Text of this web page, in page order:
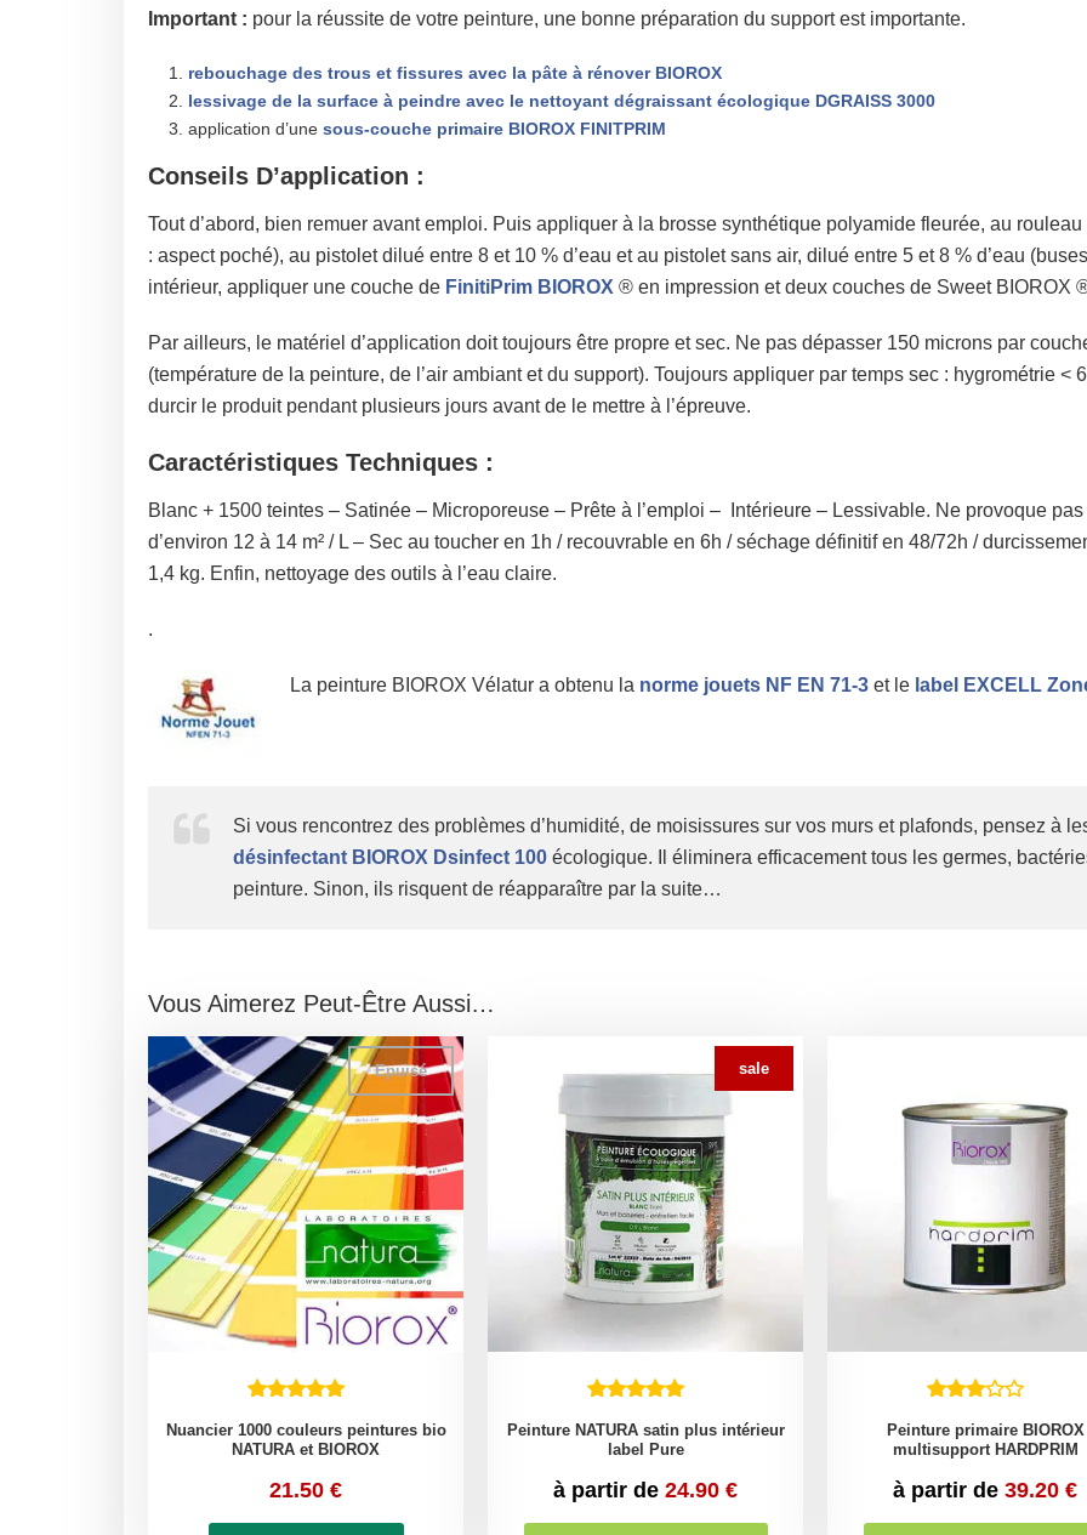
Important : pour la réussite de votre peinture, une bonne préparation du support est importante.
rebouchage des trous et fissures avec la pâte à rénover BIOROX
lessivage de la surface à peindre avec le nettoyant dégraissant écologique DGRAISS 3000
application d’une sous-couche primaire BIOROX FINITPRIM
Conseils D’application :
Tout d’abord, bien remuer avant emploi. Puis appliquer à la brosse synthétique polyamide fleurée, au
: aspect poché), au pistolet dilué entre 8 et 10 % d’eau et au pistolet sans air, dilué entre 5 et 8 % d’eau
intérieur, appliquer une couche de FinitiPrim BIOROX ® en impression et deux couches de Sweet BIOROX
Par ailleurs, le matériel d’application doit toujours être propre et sec. Ne pas dépasser 150 microns par
(température de la peinture, de l’air ambiant et du support). Toujours appliquer par temps sec : hygrométrie
durcir le produit pendant plusieurs jours avant de le mettre à l’épreuve.
Caractéristiques Techniques :
Blanc + 1500 teintes – Satinée – Microporeuse – Prête à l’emploi – Intérieure – Lessivable. Ne provoque
d’environ 12 à 14 m² / L – Sec au toucher en 1h / recouvrable en 6h / séchage définitif en 48/72h /
1,4 kg. Enfin, nettoyage des outils à l’eau claire.
.
La peinture BIOROX Vélatur a obtenu la norme jouets NF EN 71-3 et le label EXCELL
Si vous rencontrez des problèmes d’humidité, de moisissures sur vos murs et plafonds, pensez à
désinfectant BIOROX Dsinfect 100 écologique. Il éliminera efficacement tous les germes,
peinture. Sinon, ils risquent de réapparaître par la suite…
Vous Aimerez Peut-Être Aussi…
Nuancier 1000 couleurs peintures bio
NATURA et BIOROX
Epuisé
21.50 €
sale
Peinture NATURA satin plus intérieur
label Pure
à partir de 24.90 €
Peinture primaire BIOROX
multisupport HARDPRIM
à partir de 39.20 €